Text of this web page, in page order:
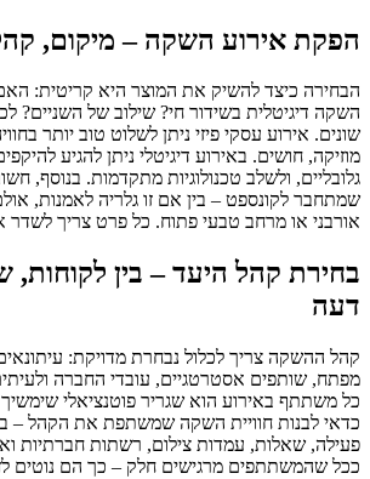
הפקת אירוע השקה – מיקום,
הבחירה כיצד להשיק את המוצר היא קריטית: האם
השקה דיגיטלית בשידור חי? שילוב של השניים?
שונים. אירוע עסקי פיזי ניתן לשלוט טוב יותר
מוזיקה, חושים. באירוע דיגיטלי ניתן להגיע
גלובליים, ולשלב טכנולוגיות מתקדמות. בנוסף,
שמתחבר לקונספט – בין אם זו גלריה לאמנות,
אורבני או מרחב טבעי פתוח. כל פרט צריך
בחירת קהל היעד – בין לקוחות,
דעה
קהל ההשקה צריך לכלול נבחרת מדויקת:
מפתח, שותפים אסטרטגיים, עובדי החברה
כל משתתף באירוע הוא שגריר פוטנציאלי
כדאי לבנות חוויית השקה שמשתפת את הקהל –
פעילה, שאלות, עמדות צילום, רשתות חברתיות
ככל שהמשתתפים מרגישים חלק – כך הם נוטים